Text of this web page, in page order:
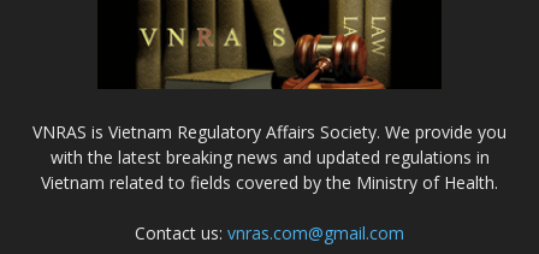
VNRAS is Vietnam Regulatory Affairs Society. We provide you
with the latest breaking news and updated regulations in
Vietnam related to fields covered by the Ministry of Health.
Contact us: vnras.com@gmail.com